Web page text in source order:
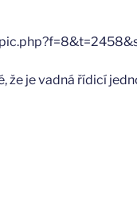
že je vadná řídicí